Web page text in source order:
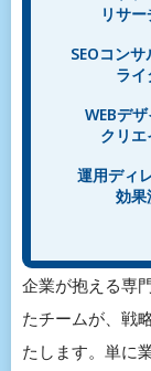
リサ
SEOコンサ
ライ
WEBデザ
クリ
運用ディ
効果
企業が抱える専
たチームが、戦
たします。単に